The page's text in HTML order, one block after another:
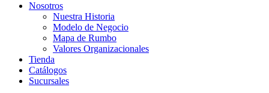
Nosotros
Nuestra Historia
Modelo de Negocio
Mapa de Rumbo
Valores Organizacionales
Tienda
Catálogos
Sucursales